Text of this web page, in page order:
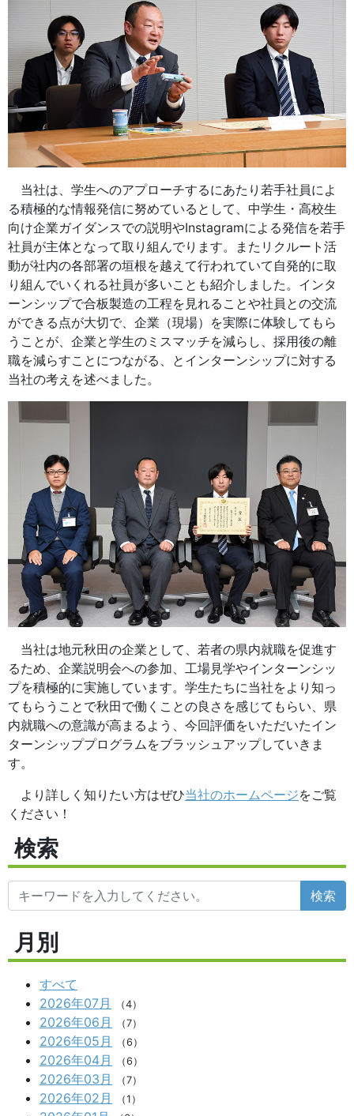
当社は、学生へのアプローチするにあたり若手社員によ
る積極的な情報発信に努めているとして、中学生・高校生
向け企業ガイダンスでの説明やInstagramによる発信を若手
社員が主体となって取り組んでります。またリクルート活
動が社内の各部署の垣根を越えて行われていて自発的に取
り組んでいくれる社員が多いことも紹介しました。インタ
ーンシップで合板製造の工程を見れることや社員との交流
ができる点が大切で、企業（現場）を実際に体験してもら
うことが、企業と学生のミスマッチを減らし、採用後の離
職を減らすことにつながる、とインターンシップに対する
当社の考えを述べました。
当社は地元秋田の企業として、若者の県内就職を促進す
るため、企業説明会への参加、工場見学やインターンシッ
プを積極的に実施しています。学生たちに当社をより知っ
てもらうことで秋田で働くことの良さを感じてもらい、県
内就職への意識が高まるよう、今回評価をいただいたイン
ターンシッププログラムをブラッシュアップしていきま
す。
より詳しく知りたい方はぜひ当社のホームページをご覧
ください！
検索
検索
月別
すべて
2026年07月
（4）
2026年06月 （7）
2026年05月 （6）
2026年04月 （6）
2026年03月 （7）
2026年02月 （1）